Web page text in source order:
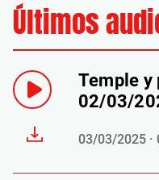
Últimos
Temple y
02/03/
03/03/2025 ·